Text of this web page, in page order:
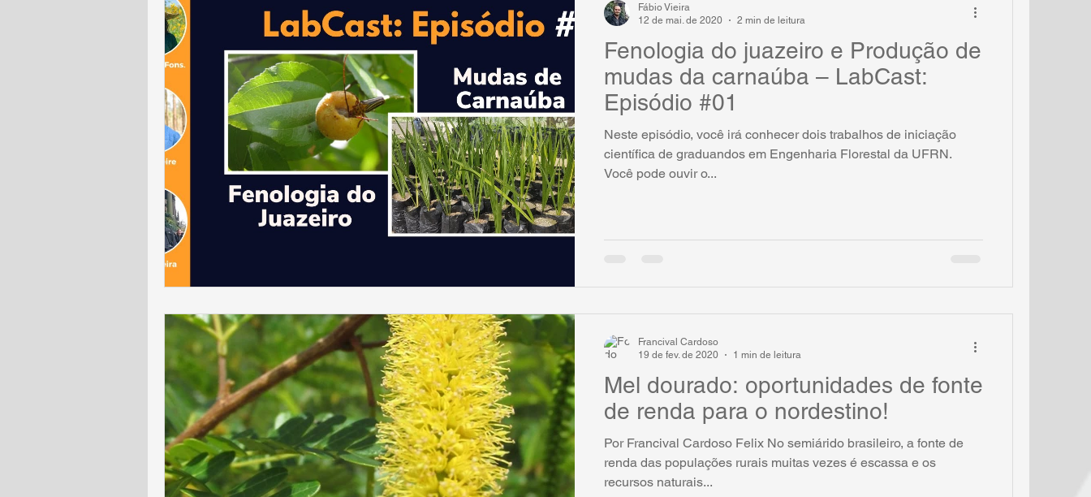
Fenologia do juazeiro e Produção de
mudas da carnaúba – LabCast:
Episódio #01
Neste episódio, você irá conhecer dois trabalhos de iniciação
científica de graduandos em Engenharia Florestal da UFRN.
Você pode ouvir o...
Fábio Vieira
12 de mai. de 2020
2 min de leitura
Mel dourado: oportunidades de fonte
de renda para o nordestino!
Por Francival Cardoso Felix No semiárido brasileiro, a fonte de
renda das populações rurais muitas vezes é escassa e os
recursos naturais...
Francival Cardoso
19 de fev. de 2020
1 min de leitura